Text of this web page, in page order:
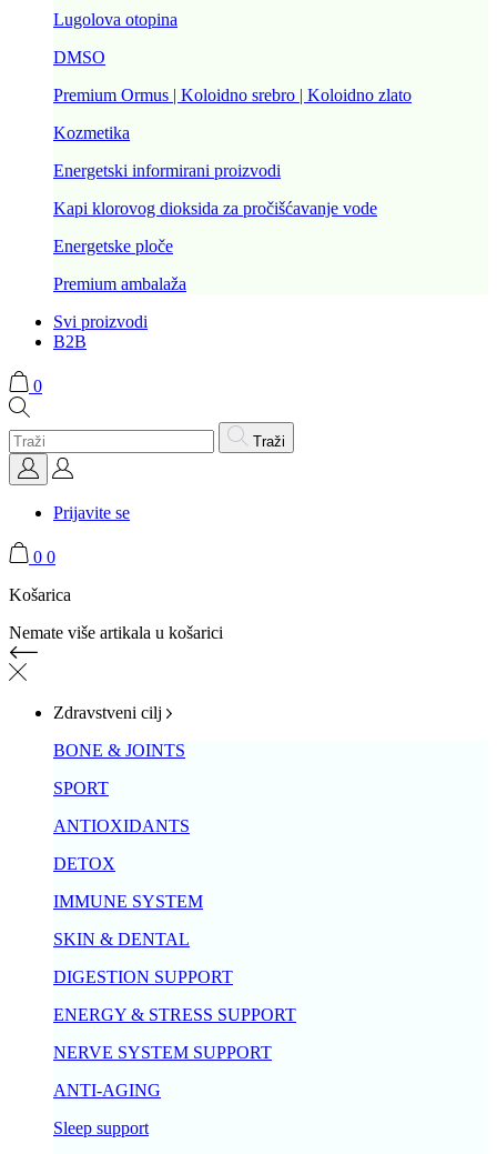
Lugolova otopina
DMSO
Premium Ormus | Koloidno srebro | Koloidno zlato
Kozmetika
Energetski informirani proizvodi
Kapi klorovog dioksida za pročišćavanje vode
Energetske ploče
Premium ambalaža
Svi proizvodi
B2B
0
Traži
Prijavite se
0 0
Košarica
Nemate više artikala u košarici
Zdravstveni cilj
BONE & JOINTS
SPORT
ANTIOXIDANTS
DETOX
IMMUNE SYSTEM
SKIN & DENTAL
DIGESTION SUPPORT
ENERGY & STRESS SUPPORT
NERVE SYSTEM SUPPORT
ANTI-AGING
Sleep support